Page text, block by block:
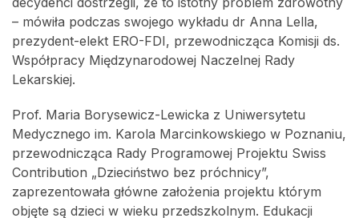
– mówiła podczas swojego wykładu dr Anna Lella,
prezydent-elekt ERO-FDI, przewodnicząca Komisji ds.
Współpracy Międzynarodowej Naczelnej Rady
Lekarskiej.
Prof. Maria Borysewicz-Lewicka z Uniwersytetu
Medycznego im. Karola Marcinkowskiego w Poznaniu,
przewodnicząca Rady Programowej Projektu Swiss
Contribution „Dzieciństwo bez próchnicy”,
zaprezentowała główne założenia projektu którym
objęte są dzieci w wieku przedszkolnym. Edukacji